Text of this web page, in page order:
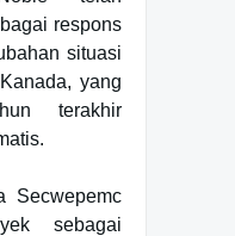
respons
situasi
yang
terakhir
Secwepemc
sebagai